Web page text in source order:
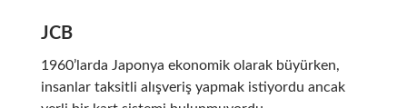
JCB
1960’larda Japonya ekonomik olarak büyürken,
insanlar taksitli alışveriş yapmak istiyordu ancak